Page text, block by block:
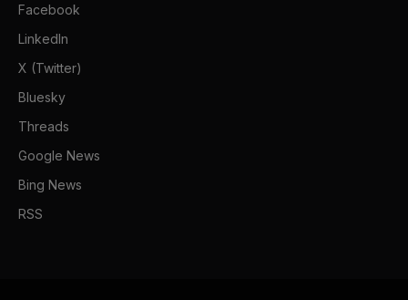
Facebook
LinkedIn
X (Twitter)
Bluesky
Threads
Google News
Bing News
RSS